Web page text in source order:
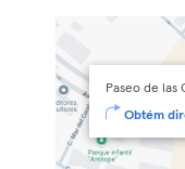
Paseo de las
Obtém